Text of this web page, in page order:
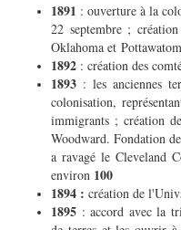
1891 : ouverture à la
22 septembre ;
Oklahoma et
1892 : création des
1893 : les anciennes
colonisation,
immigrants ; création
Woodward. Fondation
a ravagé le Cleveland
environ 100
1894 : création de
1895 : accord avec la